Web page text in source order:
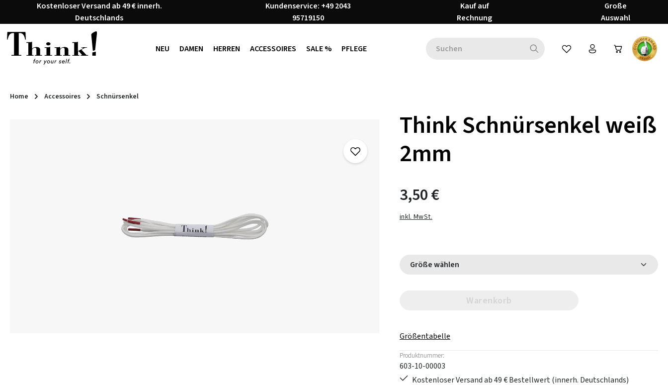
Hauptinhalt springen
Zur Suche springen
Zur Hauptnavigation springen
Kostenloser Versand ab 49 € innerh.
Deutschlands
Kundenservice: +49 2043
95719150
Kauf auf
Rechnung
Große
Auswahl
NEU DAMEN HERREN ACCESSOIRES SALE % PFLEGE Du hast 0 Produkte auf dem
Home Accessoires Schnürsenkel
Think Schnürsenkel weiß
2mm
3,50 €
inkl. MwSt.
Größe wählen
Warenkorb
Größentabelle
Produktnummer:
603-10-00003
Kostenloser Versand ab 49 € Bestellwert (innerh. Deutschlands)